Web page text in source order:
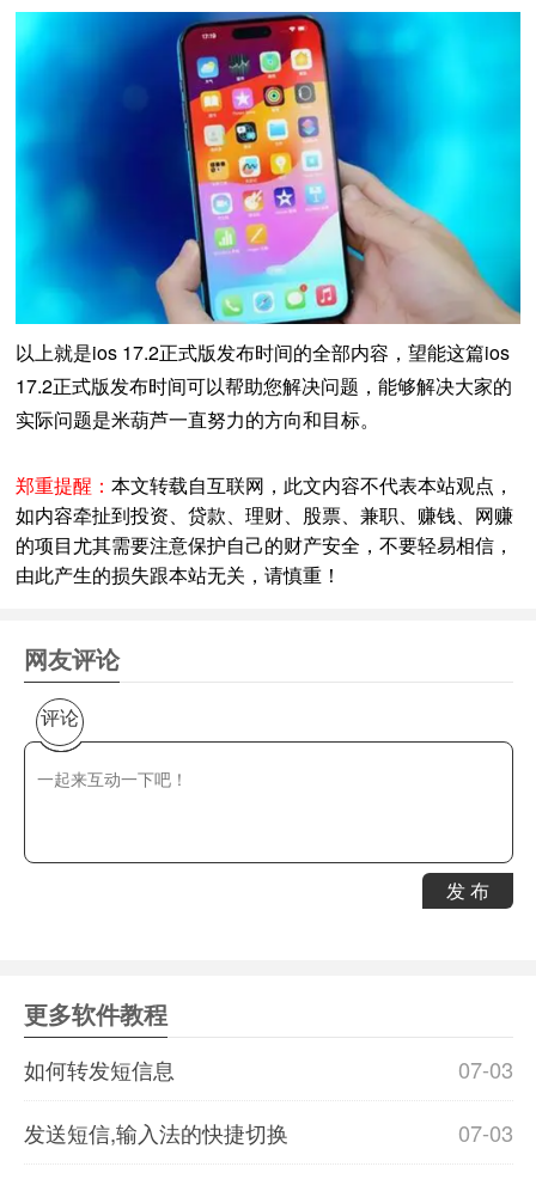
以上就是ios 17.2正式版发布时间的全部内容，望能这篇ios
17.2正式版发布时间可以帮助您解决问题，能够解决大家的
实际问题是米葫芦一直努力的方向和目标。
郑重提醒： 本文转载自互联网，此文内容不代表本站观点，
如内容牵扯到投资、贷款、理财、股票、兼职、赚钱、网赚
的项目尤其需要注意保护自己的财产安全，不要轻易相信，
由此产生的损失跟本站无关，请慎重！
网友评论
评论
发 布
更多软件教程
07-03
如何转发短信息
07-03
发送短信,输入法的快捷切换